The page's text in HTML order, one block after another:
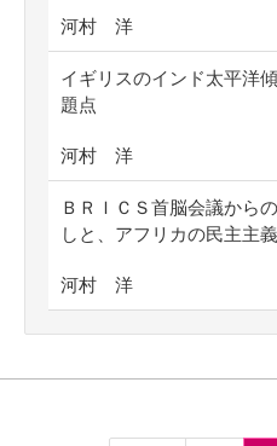
河村 洋
イギリスのインド太平洋
題点
河村 洋
ＢＲＩＣＳ首脳会議から
しと、アフリカの民主主
河村 洋